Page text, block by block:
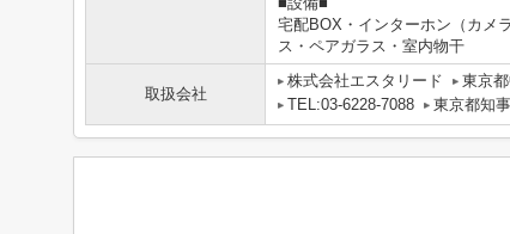
宅配BOX・インターホン（カメ
ス・ペアガラス・室内物干
取扱会社
株式会社エスタリード
東京
TEL:03-6228-7088
東京都知